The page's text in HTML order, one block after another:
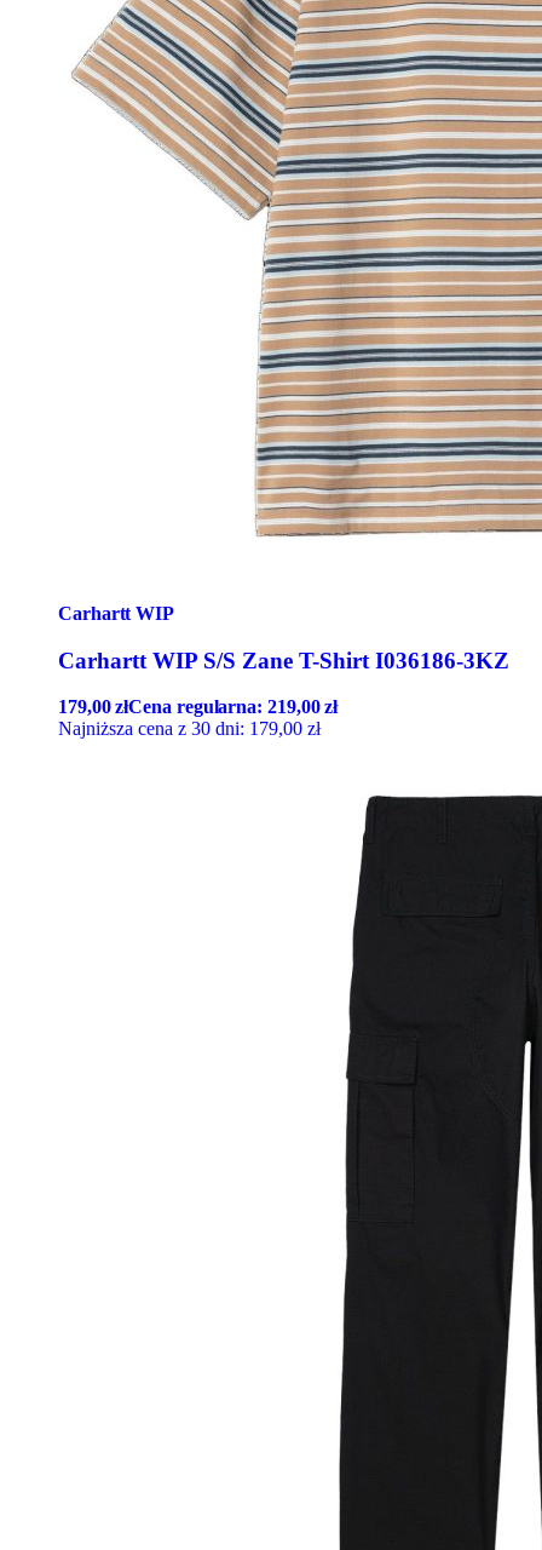
Carhartt WIP
Carhartt WIP S/S Zane T-Shirt I036186-3KZ
179,00złCena regularna:219,00zł
Najniższa cena z 30 dni: 179,00 zł